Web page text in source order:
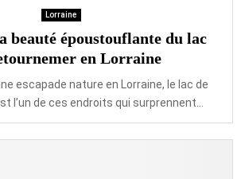
Lorraine
beauté époustouflante du lac
en Lorraine
escapade nature en Lorraine, le lac de
l’un de ces endroits qui surprennent...